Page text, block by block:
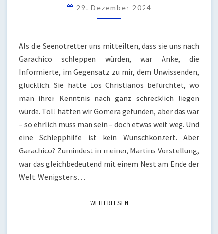
ZEIT
DANACH
29. Dezember 2024
Als die Seenotretter uns mitteilten, dass sie uns nach
Garachico schleppen würden, war Anke, die
Informierte, im Gegensatz zu mir, dem Unwissenden,
glücklich. Sie hatte Los Christianos befürchtet, wo
man ihrer Kenntnis nach ganz schrecklich liegen
würde. Toll hätten wir Gomera gefunden, aber das war
– so ehrlich muss man sein – doch etwas weit weg. Und
eine Schlepphilfe ist kein Wunschkonzert. Aber
Garachico? Zumindest in meiner, Martins Vorstellung,
war das gleichbedeutend mit einem Nest am Ende der
Welt. Wenigstens…
WEITERLESENWEITERLESEN